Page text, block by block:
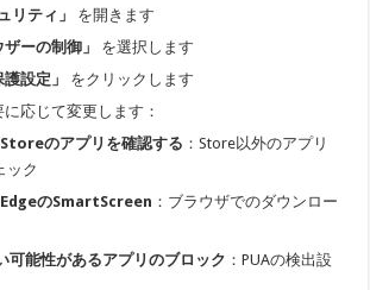
リティ」
を開きます
ーの制御」
を選択します
設定」
をクリックします
応じて変更します：
のアプリを確認する ：Store以外のアプリ
ック
のSmartScreen ：ブラウザでのダウンロー
可能性があるアプリのブロック ：PUAの検出設